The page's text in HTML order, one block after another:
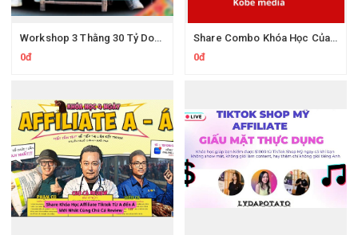
Workshop 3 Thằng 30 Tỷ Doanh Thu Affiliate Tiktok
0đ
Share Combo Khóa Học Của Kobe Media
0đ